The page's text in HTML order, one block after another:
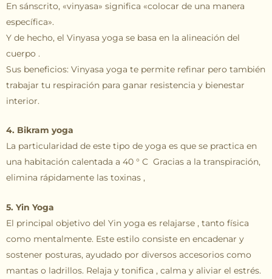
En sánscrito, «vinyasa» significa «colocar de una manera
específica».
Y de hecho, el Vinyasa yoga se basa en la alineación del
cuerpo .
Sus beneficios: Vinyasa yoga te permite refinar pero también
trabajar tu respiración para ganar resistencia y bienestar
interior.
4. Bikram yoga
La particularidad de este tipo de yoga es que se practica en
una habitación calentada a 40 ° C Gracias a la transpiración,
elimina rápidamente las toxinas ,
5. Yin Yoga
El principal objetivo del Yin yoga es relajarse , tanto física
como mentalmente. Este estilo consiste en encadenar y
sostener posturas, ayudado por diversos accesorios como
mantas o ladrillos. Relaja y tonifica , calma y aliviar el estrés.